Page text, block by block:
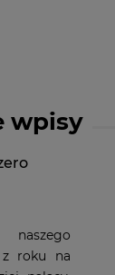
wpisy
naszego
z roku na